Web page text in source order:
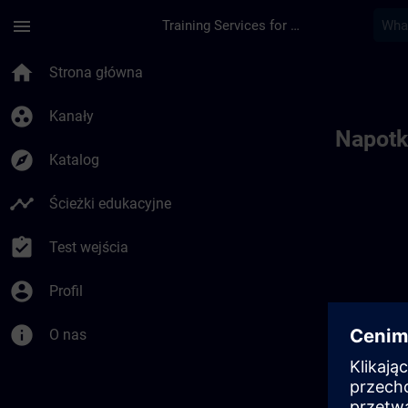
menu Training Services for Digital Industries
home Strona główna
group_work Kanały
explore Katalog
timeline Ścieżki edukacyjne
assignment_turned_in Test wejścia
account_circle Profil
info O nas